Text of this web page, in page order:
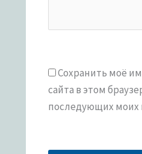
Сохранить моё
сайта в этом
последующих моих